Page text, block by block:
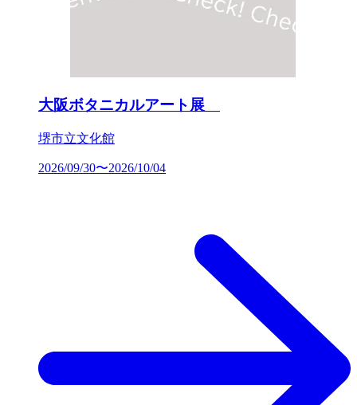
大阪ボタニカルアート展
堺市立文化館
2026/09/30〜2026/10/04